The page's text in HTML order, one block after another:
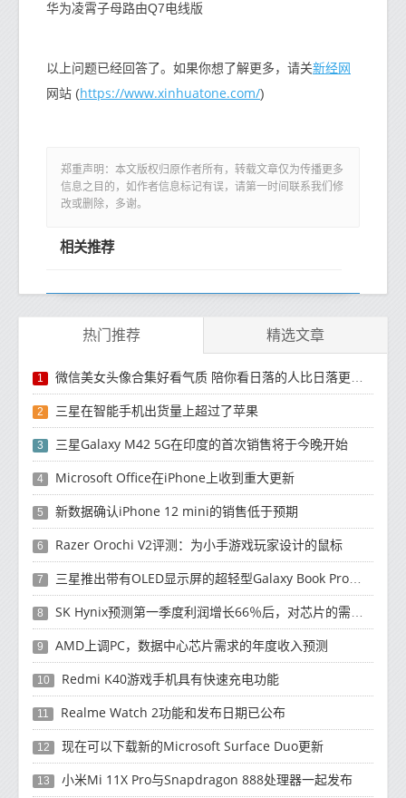
华为凌霄子母路由Q7电线版
以上问题已经回答了。如果你想了解更多，请关新经网
网站 (https://www.xinhuatone.com/)
郑重声明：本文版权归原作者所有，转载文章仅为传播更多
信息之目的，如作者信息标记有误，请第一时间联系我们修
改或删除，多谢。
相关推荐
热门推荐 精选文章
1 微信美女头像合集好看气质 陪你看日落的人比日落更浪漫
2 三星在智能手机出货量上超过了苹果
3 三星Galaxy M42 5G在印度的首次销售将于今晚开始
4 Microsoft Office在iPhone上收到重大更新
5 新数据确认iPhone 12 mini的销售低于预期
6 Razer Orochi V2评测：为小手游戏玩家设计的鼠标
7 三星推出带有OLED显示屏的超轻型Galaxy Book Pro和Galaxy Book Pro 360笔记本电脑
8 SK Hynix预测第一季度利润增长66％后，对芯片的需求将增强
9 AMD上调PC，数据中心芯片需求的年度收入预测
10 Redmi K40游戏手机具有快速充电功能
11 Realme Watch 2功能和发布日期已公布
12 现在可以下载新的Microsoft Surface Duo更新
13 小米Mi 11X Pro与Snapdragon 888处理器一起发布